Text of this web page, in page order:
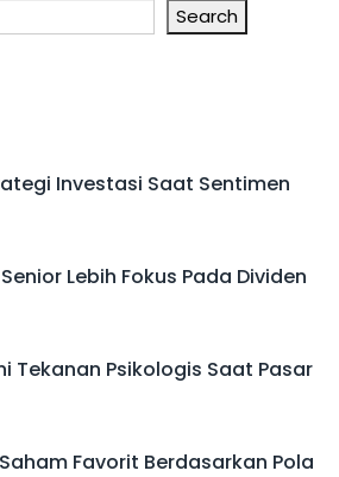
Search
Investasi Saat Sentimen
Lebih Fokus Pada Dividen
Tekanan Psikologis Saat Pasar
Favorit Berdasarkan Pola